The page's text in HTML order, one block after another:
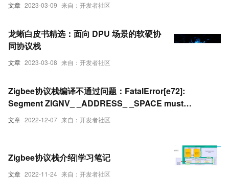
文章 2023-03-09 来自：开发者社区
文章 2023-03-08 来自：开发者社区
龙蜥白皮书精选：面向 DPU 场景的软硬协
同协议栈
文章 2022-12-07 来自：开发者社区
Zigbee协议栈编译不通过问题：FatalError[e72]:
Segment ZIGNV_ _ADDRESS_ _SPACE must
bedefined in asegment defini
文章 2022-11-24 来自：开发者社区
Zigbee协议栈介绍|学习笔记